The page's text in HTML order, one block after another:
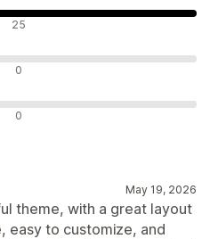
25
0
0
May 19, 2026
theme, with a great layout
easy to customize, and